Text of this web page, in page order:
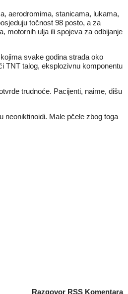
aerodromima, stanicama, lukama,
točnost 98 posto, a za
motornih ulja ili spojeva za odbijanje
svake godina strada oko
TNT talog, eksplozivnu komponentu
trudnoće. Pacijenti, naime, dišu
neoniktinoidi. Male pčele zbog toga
Razgovor RSS Komentara